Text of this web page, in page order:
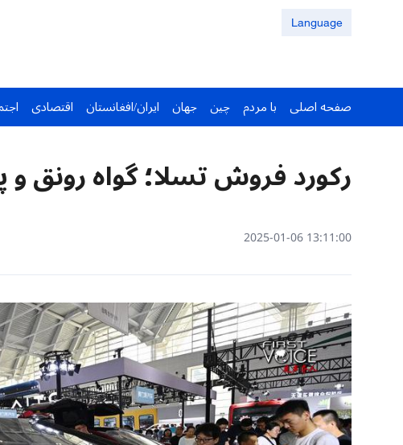
Language
صفحه اصلی با مردم چین جهان ایران/افغانستان اقتصادی
رکورد فروش تسلا؛ گواه رونق و
13:11:00 2025-01-06